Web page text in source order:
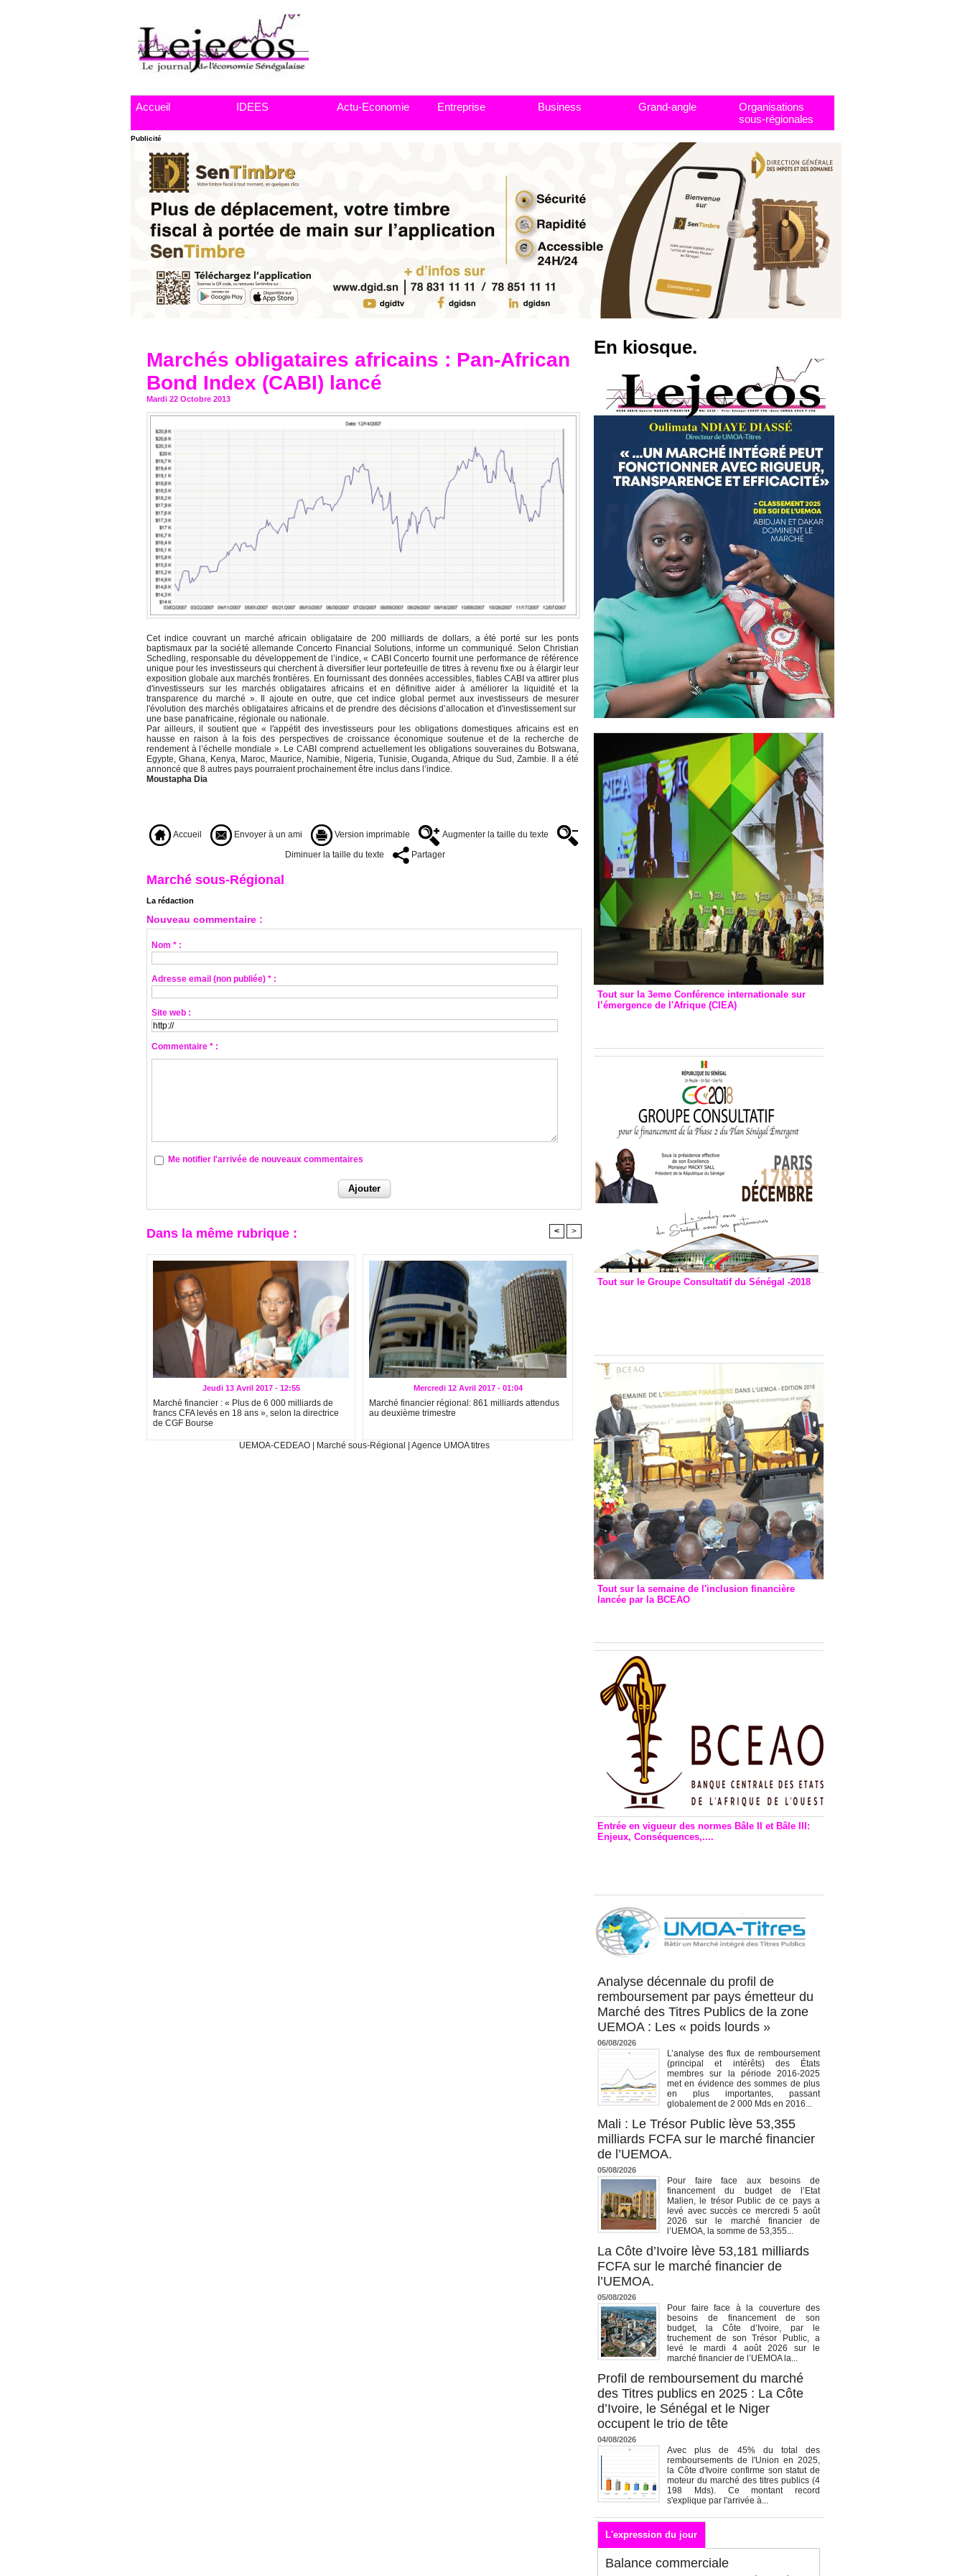
Accueil IDEES Actu-Economie Entreprise Business Grand-angle
Organisations
sous-régionales
Publicité
Marchés obligataires africains : Pan-African
Bond Index (CABI) lancé
Mardi 22 Octobre 2013
Cet indice couvrant un marché africain obligataire de 200 milliards de dollars, a été porté sur les ponts
baptismaux par la société allemande Concerto Financial Solutions, informe un communiqué. Selon Christian
Schedling, responsable du développement de l’indice, « CABI Concerto fournit une performance de référence
unique pour les investisseurs qui cherchent à diversifier leur portefeuille de titres à revenu fixe ou à élargir leur
exposition globale aux marchés frontières. En fournissant des données accessibles, fiables CABI va attirer plus
d'investisseurs sur les marchés obligataires africains et en définitive aider à améliorer la liquidité et la
transparence du marché ». Il ajoute en outre, que cet indice global permet aux investisseurs de mesurer
l'évolution des marchés obligataires africains et de prendre des décisions d’allocation et d'investissement sur ​​
une base panafricaine, régionale ou nationale.
Par ailleurs, il soutient que « l'appétit des investisseurs pour les obligations domestiques africains est en
hausse en raison à la fois des perspectives de croissance économique soutenue et de la recherche de
rendement à l’échelle mondiale ». Le CABI comprend actuellement les obligations souveraines du Botswana,
Egypte, Ghana, Kenya, Maroc, Maurice, Namibie, Nigeria, Tunisie, Ouganda, Afrique du Sud, Zambie. Il a été
annoncé que 8 autres pays pourraient prochainement être inclus dans l’indice.
Moustapha Dia
Accueil Envoyer à un ami Version imprimable
Augmenter la taille du texte
Diminuer la taille du texte
Partager
Marché sous-Régional
La rédaction
Nouveau commentaire :
Nom * :
Adresse email (non publiée) * :
Site web :
Commentaire * :
Me notifier l'arrivée de nouveaux commentaires
Dans la même rubrique : < >
Jeudi 13 Avril 2017 - 12:55
Marché financier : « Plus de 6 000 milliards de
francs CFA levés en 18 ans », selon la directrice
de CGF Bourse
Mercredi 12 Avril 2017 - 01:04
Marché financier régional: 861 milliards attendus
au deuxième trimestre
UEMOA-CEDEAO Marché sous-Régional Agence UMOA titres
En kiosque.
Tout sur la 3eme Conférence internationale sur
l’émergence de l'Afrique (CIEA)
Tout sur le Groupe Consultatif du Sénégal -2018
Tout sur la semaine de l'inclusion financière
lancée par la BCEAO
Entrée en vigueur des normes Bâle II et Bâle III:
Enjeux, Conséquences,....
Analyse décennale du profil de
remboursement par pays émetteur du
Marché des Titres Publics de la zone
UEMOA : Les « poids lourds »
06/08/2026
L’analyse des flux de remboursement
(principal et intérêts) des États
membres sur la période 2016-2025
met en évidence des sommes de plus
en plus importantes, passant
globalement de 2 000 Mds en 2016...
Mali : Le Trésor Public lève 53,355
milliards FCFA sur le marché financier
de l’UEMOA.
05/08/2026
Pour faire face aux besoins de
financement du budget de l’Etat
Malien, le trésor Public de ce pays a
levé avec succès ce mercredi 5 août
2026 sur le marché financier de
l’UEMOA, la somme de 53,355...
La Côte d’Ivoire lève 53,181 milliards
FCFA sur le marché financier de
l’UEMOA.
05/08/2026
Pour faire face à la couverture des
besoins de financement de son
budget, la Côte d’Ivoire, par le
truchement de son Trésor Public, a
levé le mardi 4 août 2026 sur le
marché financier de l’UEMOA la...
Profil de remboursement du marché
des Titres publics en 2025 : La Côte
d’Ivoire, le Sénégal et le Niger
occupent le trio de tête
04/08/2026
Avec plus de 45% du total des
remboursements de l'Union en 2025,
la Côte d'Ivoire confirme son statut de
moteur du marché des titres publics (4
198 Mds). Ce montant record
s'explique par l'arrivée à...
L'expression du jour
Balance commerciale